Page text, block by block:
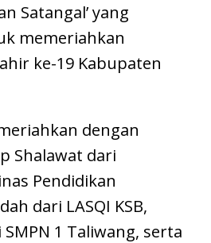
Satangal’ yang
memeriahkan
ke-19 Kabupaten
dengan
Shalawat dari
Pendidikan
dari LASQI KSB,
1 Taliwang, serta